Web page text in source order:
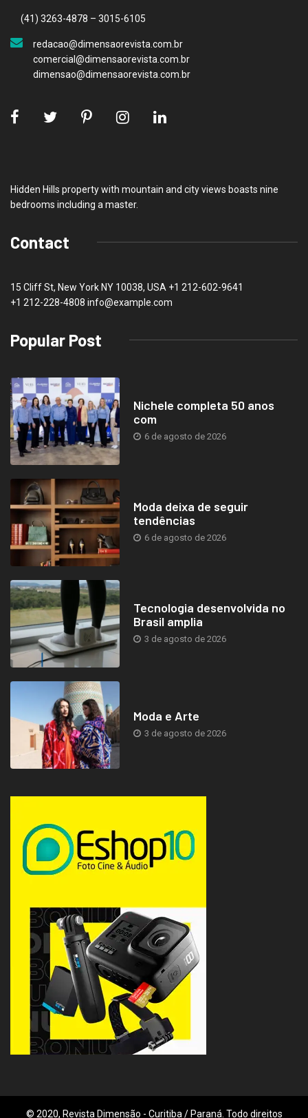
(41) 3263-4878 – 3015-6105
redacao@dimensaorevista.com.br
comercial@dimensaorevista.com.br
dimensao@dimensaorevista.com.br
Hidden Hills property with mountain and city views boasts nine
bedrooms including a master.
Contact
15 Cliff St, New York NY 10038, USA +1 212-602-9641
+1 212-228-4808 info@example.com
Popular Post
Nichele completa 50 anos
com
6 de agosto de 2026
Moda deixa de seguir
tendências
6 de agosto de 2026
Tecnologia desenvolvida no
Brasil amplia
3 de agosto de 2026
Moda e Arte
3 de agosto de 2026
© 2020, Revista Dimensão - Curitiba / Paraná. Todo direitos